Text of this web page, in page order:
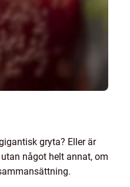
gryta? Eller är
något helt annat, om